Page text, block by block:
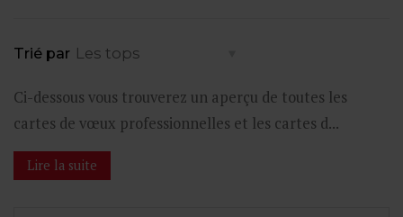
Trié par
Ci-dessous vous trouverez un aperçu de toutes les
cartes de vœux professionnelles et les cartes d...
Lire la suite